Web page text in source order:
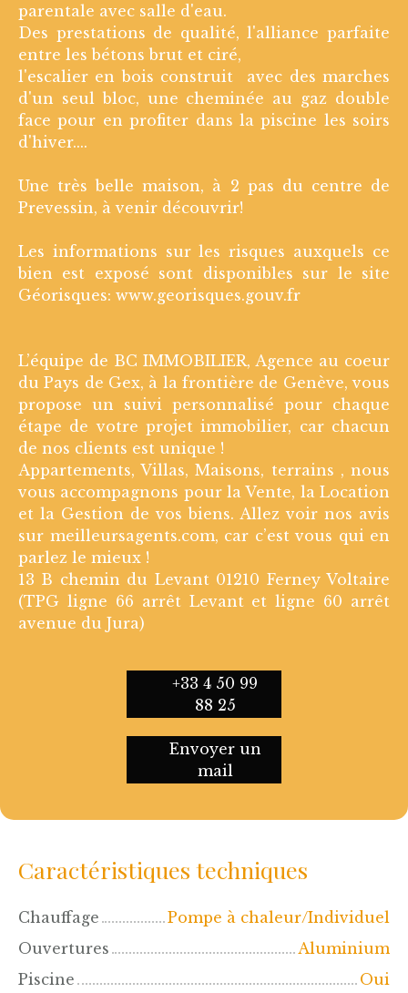
parentale avec salle d'eau.
Des prestations de qualité, l'alliance parfaite
entre les bétons brut et ciré,
l'escalier en bois construit avec des marches
d'un seul bloc, une cheminée au gaz double
face pour en profiter dans la piscine les soirs
d'hiver....
Une très belle maison, à 2 pas du centre de
Prevessin, à venir découvrir!
Les informations sur les risques auxquels ce
bien est exposé sont disponibles sur le site
Géorisques: www.georisques.gouv.fr
L’équipe de BC IMMOBILIER, Agence au coeur
du Pays de Gex, à la frontière de Genève, vous
propose un suivi personnalisé pour chaque
étape de votre projet immobilier, car chacun
de nos clients est unique !
Appartements, Villas, Maisons, terrains , nous
vous accompagnons pour la Vente, la Location
et la Gestion de vos biens. Allez voir nos avis
sur meilleursagents.com, car c’est vous qui en
parlez le mieux !
13 B chemin du Levant 01210 Ferney Voltaire
(TPG ligne 66 arrêt Levant et ligne 60 arrêt
avenue du Jura)
+33 4 50 99
88 25
Envoyer un
mail
Caractéristiques techniques
Chauffage
Pompe à chaleur/Individuel
Ouvertures
Aluminium
Piscine
Oui